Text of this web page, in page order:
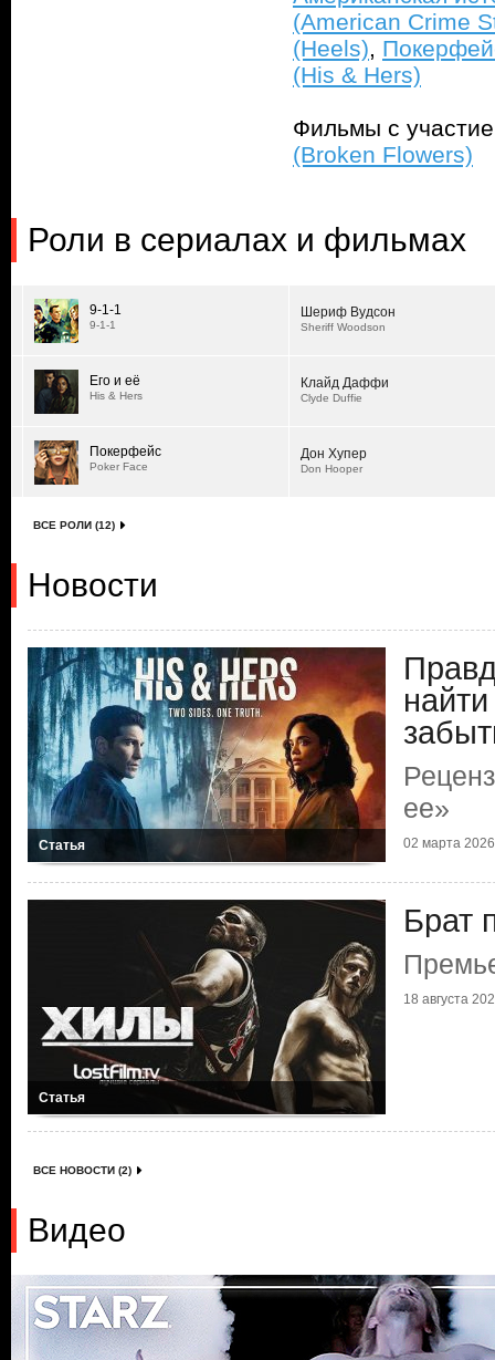
(American Crime
(Heels),
(His & Hers)
Фильмы с
(Broken Flowers)
Роли в сериалах и фильмах
9-1-1
9-1-1
Шериф Вудсон
Sheriff Woodson
Его и её
His & Hers
Клайд Даффи
Clyde Duffie
Покерфейс
Poker Face
Дон Хупер
Don Hooper
ВСЕ РОЛИ (12)
Новости
Статья
ее»
02 марта 2026
Статья
Брат
18 августа
ВСЕ НОВОСТИ (2)
Видео